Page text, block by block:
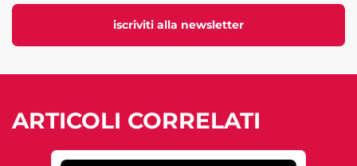
iscriviti alla newsletter
ARTICOLI CORRELATI